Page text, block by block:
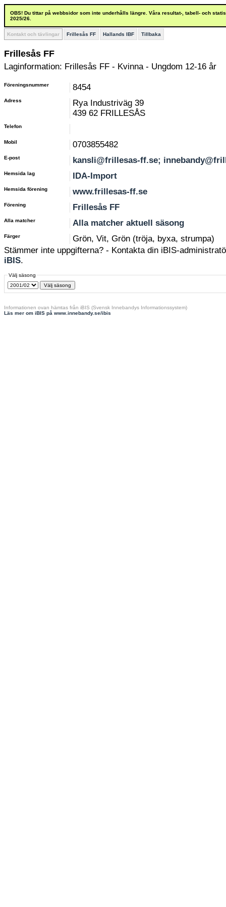
OBS! Du tittar på webbsidor som inte underhålls längre. Våra resultat-, tabell- och
2025/26.
Kontakt och tävlingar Frillesås FF Hallands IBF Tillbaka
Frillesås FF
Laginformation: Frillesås FF - Kvinna - Ungdom 12-16 år
Föreningsnummer 8454
Adress
Rya Industriväg 39
439 62 FRILLESÅS
Telefon
Mobil 0703855482
E-post kansli@frillesas-ff.se;
Hemsida lag IDA-Import
Hemsida förening www.frillesas-ff.se
Förening Frillesås FF
Alla matcher Alla matcher aktuell säsong
Färger
Grön, Vit, Grön (tröja, byxa, strumpa)
Stämmer inte uppgifterna? - Kontakta din iBIS-
iBIS.
Välj säsong
Informationen ovan hämtas från iBIS (Svensk Innebandys Informationssystem)
Läs mer om iBIS på www.innebandy.se/ibis